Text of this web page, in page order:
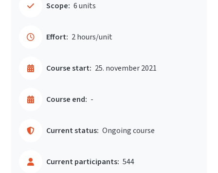
Scope: 6 units
Effort: 2 hours/unit
Course start: 25. november 2021
Course end: -
Current status: Ongoing course
Current participants: 544